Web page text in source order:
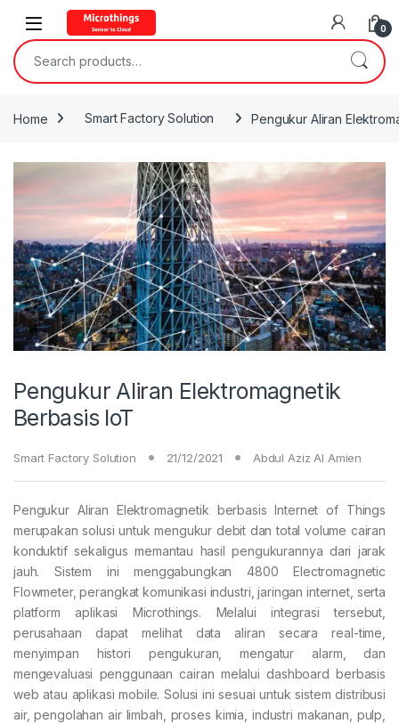
Open 0
Search for:
Home Smart Factory Solution Pengukur Aliran
Pengukur Aliran Elektromagnetik
Berbasis IoT
Smart Factory Solution 21/12/2021 Abdul Aziz Al Amien
Pengukur Aliran Elektromagnetik berbasis Internet of Things
merupakan solusi untuk mengukur debit dan total volume cairan
konduktif sekaligus memantau hasil pengukurannya dari jarak
jauh. Sistem ini menggabungkan 4800 Electromagnetic
Flowmeter, perangkat komunikasi industri, jaringan internet, serta
platform aplikasi Microthings. Melalui integrasi tersebut,
perusahaan dapat melihat data aliran secara real-time,
menyimpan histori pengukuran, mengatur alarm, dan
mengevaluasi penggunaan cairan melalui dashboard berbasis
web atau aplikasi mobile. Solusi ini sesuai untuk sistem distribusi
air, pengolahan air limbah, proses kimia, industri makanan, pulp,